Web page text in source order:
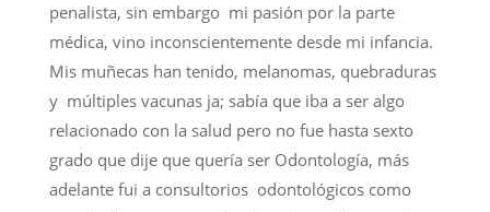
penalista, sin embargo mi pasión por la parte
médica, vino inconscientemente desde mi infancia.
Mis muñecas han tenido, melanomas, quebraduras
y múltiples vacunas ja; sabía que iba a ser algo
relacionado con la salud pero no fue hasta sexto
grado que dije que quería ser Odontología, más
adelante fui a consultorios odontológicos como